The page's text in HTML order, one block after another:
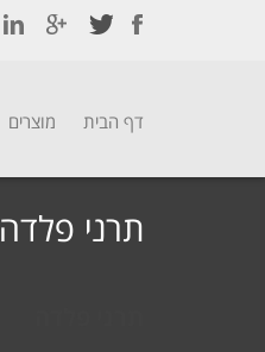
דף הבית מוצרים
תרני פלדה